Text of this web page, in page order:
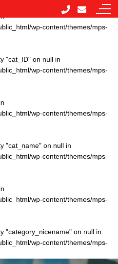
wp-content/themes/mps-
"cat_ID" on null in
wp-content/themes/mps-
wp-content/themes/mps-
"cat_name" on null in
wp-content/themes/mps-
wp-content/themes/mps-
"category_nicename" on null in
wp-content/themes/mps-